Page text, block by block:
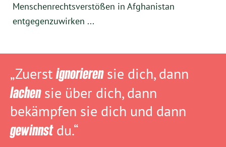
Menschenrechtsverstößen in Afghanistan
entgegenzuwirken ...
„Zuerstignorierensie dich, dann
lachensie über dich, dann
bekämpfen sie dich und dann
gewinnstdu.“